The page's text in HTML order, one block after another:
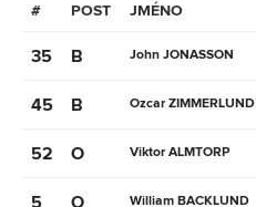
# POST JMÉNO
35 B John JONASSON
45 B Ozcar ZIMMERLUND
52 O Viktor ALMTORP
William BACKLUND